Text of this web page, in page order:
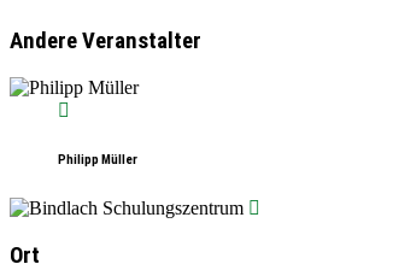
Andere Veranstalter
Philipp Müller
Ort